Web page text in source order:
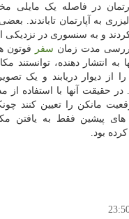
در فاصله یک مایلی
به آپارتمان تاباندند.
و به سنسوری در نزدیکی
بررسی مدت زمان سفر
فوتون
انتشار دهنده، توانستند
از دیوار دریابند و یک
حقیقت آنها با استفاده از
مانکن را تعیین کنند
پیشین فقط به یافتن